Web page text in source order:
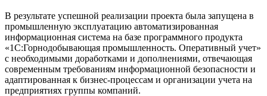
В результате успешной реализации проекта была запущена в
промышленную эксплуатацию автоматизированная
информационная система на базе программного продукта
«1С:Горнодобывающая промышленность. Оперативный учет»
с необходимыми доработками и дополнениями, отвечающая
современным требованиям информационной безопасности и
адаптированная к бизнес-процессам и организации учета на
предприятиях группы компаний.